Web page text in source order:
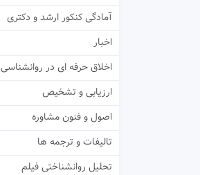
آمادگی کنکور ارشد و دکتری
اخبار
اخلاق حرفه ای در روانشناسی
ارزیابی و تشخیص
اصول و فنون مشاوره
تالیفات و ترجمه ها
تحلیل روانشناختی فیلم